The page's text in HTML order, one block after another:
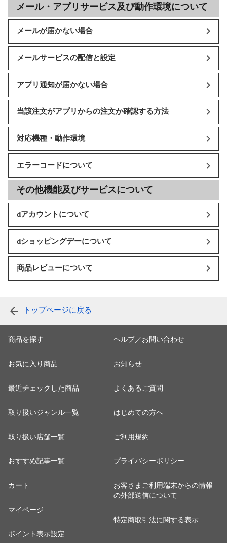
メール・アプリサービス及び動作環境について
メールが届かない場合
メールサービスの配信と設定
アプリ通知が届かない場合
当該注文がアプリからの注文か確認する方法
対応機種・動作環境
エラーコードについて
その他機能及びサービスについて
dアカウントについて
dショッピングデーについて
商品レビューについて
トップページに戻る
商品を探す
お気に入り商品
最近チェックした商品
取り扱いジャンル一覧
取り扱い店舗一覧
おすすめ記事一覧
カート
マイページ
ポイント表示設定
ヘルプ／お問い合わせ
お知らせ
よくあるご質問
はじめての方へ
ご利用規約
プライバシーポリシー
お客さまご利用端末からの情報
の外部送信について
特定商取引法に関する表示